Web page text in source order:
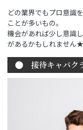
どの業界でもプロ意識
ことが多いもの。
機会があれば少し意識
があるかもしれません★
接待キャバク